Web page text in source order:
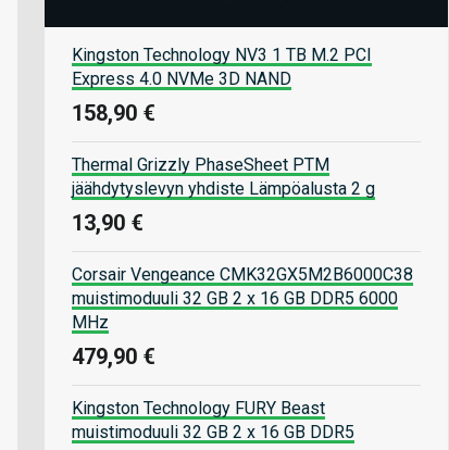
Kingston Technology NV3 1 TB M.2 PCI
Express 4.0 NVMe 3D NAND
158,90 €
Thermal Grizzly PhaseSheet PTM
jäähdytyslevyn yhdiste Lämpöalusta 2 g
13,90 €
Corsair Vengeance CMK32GX5M2B6000C38
muistimoduuli 32 GB 2 x 16 GB DDR5 6000
MHz
479,90 €
Kingston Technology FURY Beast
muistimoduuli 32 GB 2 x 16 GB DDR5